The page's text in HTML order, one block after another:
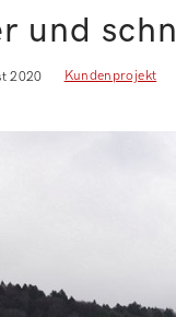
und
2020 Kundenprojekt